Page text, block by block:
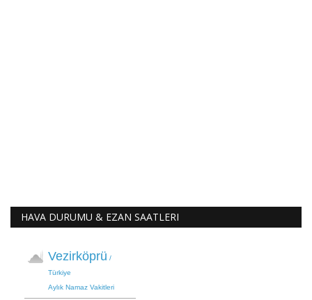
HAVA DURUMU & EZAN SAATLERI